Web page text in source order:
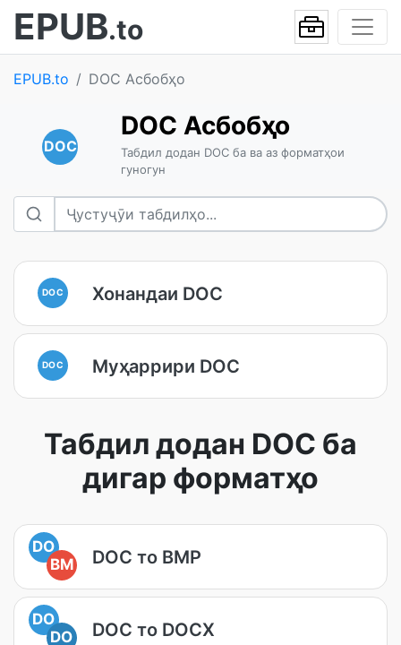
EPUB.to
EPUB.to DOC Асбобҳо
DOC
DOC Асбобҳо
Табдил додан DOC ба ва аз форматҳои
гуногун
DOC Хонандаи DOC
DOC Муҳаррири DOC
Табдил додан DOC ба
дигар форматҳо
DO
BM
DOC то BMP
DO
DO
DOC то DOCX